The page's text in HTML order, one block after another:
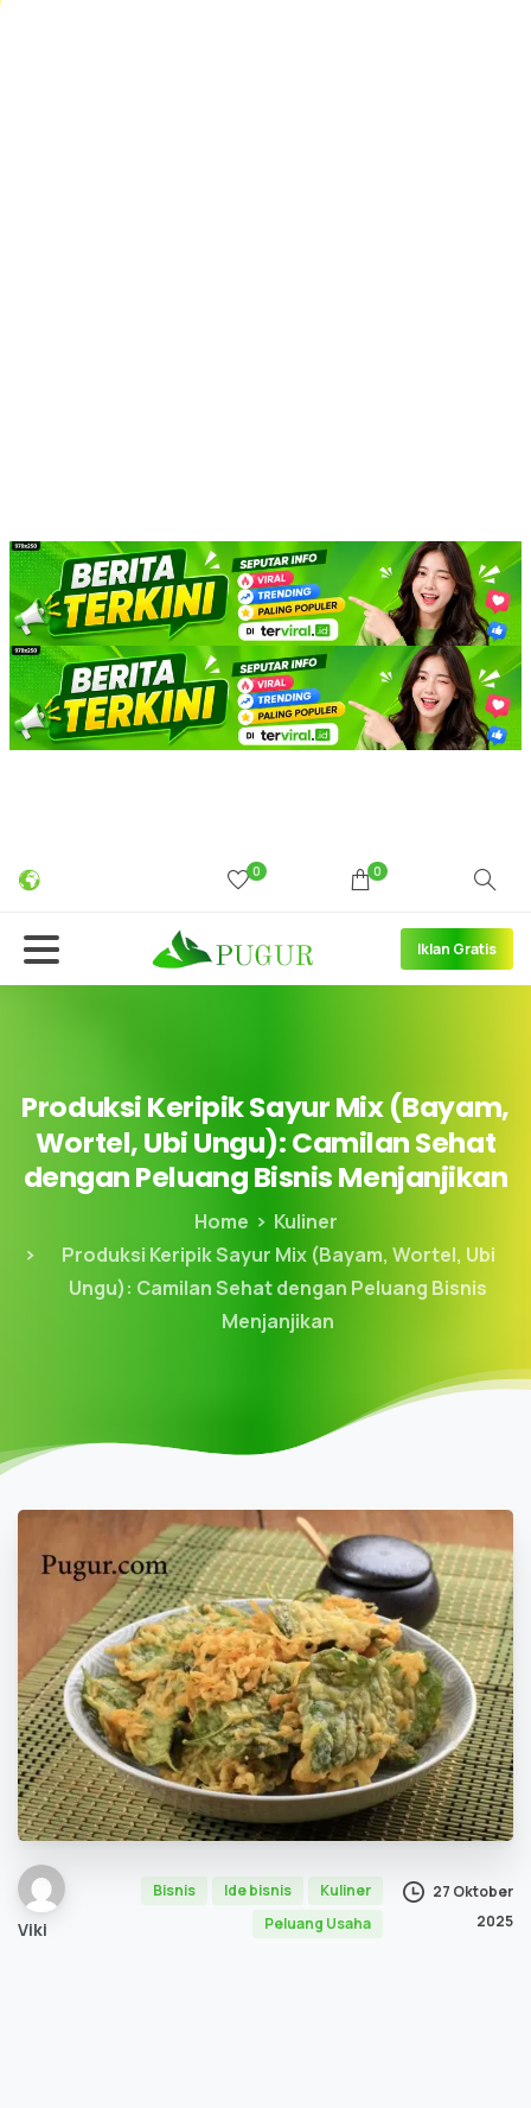
0 0
Iklan Gratis
ProduksiKeripikSayurMix (Bayam,
Wortel,UbiUngu):CamilanSehat
denganPeluangBisnisMenjanjikan
Home
Kuliner
Produksi Keripik Sayur Mix (Bayam, Wortel, Ubi
Ungu): Camilan Sehat dengan Peluang Bisnis
Menjanjikan
Viki
Bisnis Ide bisnis
Kuliner
Peluang Usaha
27 Oktober
2025